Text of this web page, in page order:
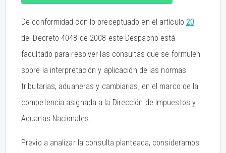
De conformidad con lo preceptuado en el artículo 20
del Decreto 4048 de 2008 este Despacho está
facultado para resolver las consultas que se formulen
sobre la interpretación y aplicación de las normas
tributarias, aduaneras y cambiarias, en el marco de la
competencia asignada a la Dirección de Impuestos y
Aduanas Nacionales.
Previo a analizar la consulta planteada, consideramos